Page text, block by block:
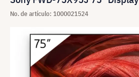
No. de artículo: 1000021524